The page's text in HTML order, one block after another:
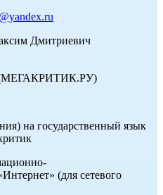
Дмитриевич
на государственный язык
(для сетевого